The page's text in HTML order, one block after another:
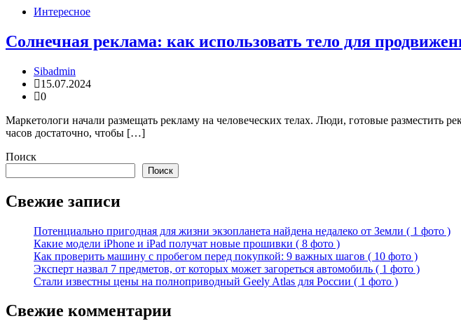
Интересное
Солнечная реклама: как использовать тело для
Sibadmin
15.07.2024
0
Маркетологи начали размещать рекламу на человеческих телах. Люди, готовые разместить
часов достаточно, чтобы […]
Поиск
Поиск
Свежие записи
Потенциально пригодная для жизни экзопланета найдена недалеко от Земли ( 1 фото )
Какие модели iPhone и iPad получат новые прошивки ( 8 фото )
Как проверить машину с пробегом перед покупкой: 9 важных шагов ( 10 фото )
Эксперт назвал 7 предметов, от которых может загореться автомобиль ( 1 фото )
Стали известны цены на полноприводный Geely Atlas для России ( 1 фото )
Свежие комментарии